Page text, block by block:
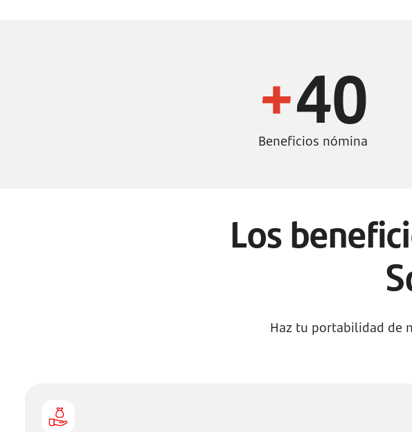
+40
Beneficios nómina
Los
Haz tu portabilidad de